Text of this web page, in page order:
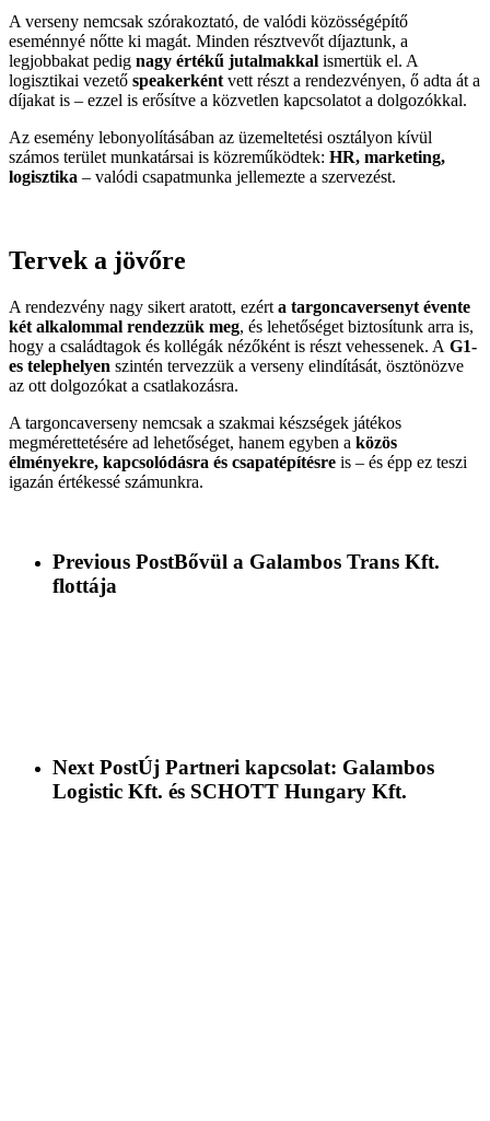
A verseny nemcsak szórakoztató, de valódi közösségépítő
eseménnyé nőtte ki magát. Minden résztvevőt díjaztunk, a
legjobbakat pedig nagy értékű jutalmakkal ismertük el. A
logisztikai vezető speakerként vett részt a rendezvényen, ő adta át a
díjakat is – ezzel is erősítve a közvetlen kapcsolatot a dolgozókkal.
Az esemény lebonyolításában az üzemeltetési osztályon kívül
számos terület munkatársai is közreműködtek: HR, marketing,
logisztika – valódi csapatmunka jellemezte a szervezést.
Tervek a jövőre
A rendezvény nagy sikert aratott, ezért a targoncaversenyt évente
két alkalommal rendezzük meg, és lehetőséget biztosítunk arra is,
hogy a családtagok és kollégák nézőként is részt vehessenek. A G1-
es telephelyen szintén tervezzük a verseny elindítását, ösztönözve
az ott dolgozókat a csatlakozásra.
A targoncaverseny nemcsak a szakmai készségek játékos
megmérettetésére ad lehetőséget, hanem egyben a közös
élményekre, kapcsolódásra és csapatépítésre is – és épp ez teszi
igazán értékessé számunkra.
Previous PostBővül a Galambos Trans Kft.
flottája
Next PostÚj Partneri kapcsolat: Galambos
Logistic Kft. és SCHOTT Hungary Kft.